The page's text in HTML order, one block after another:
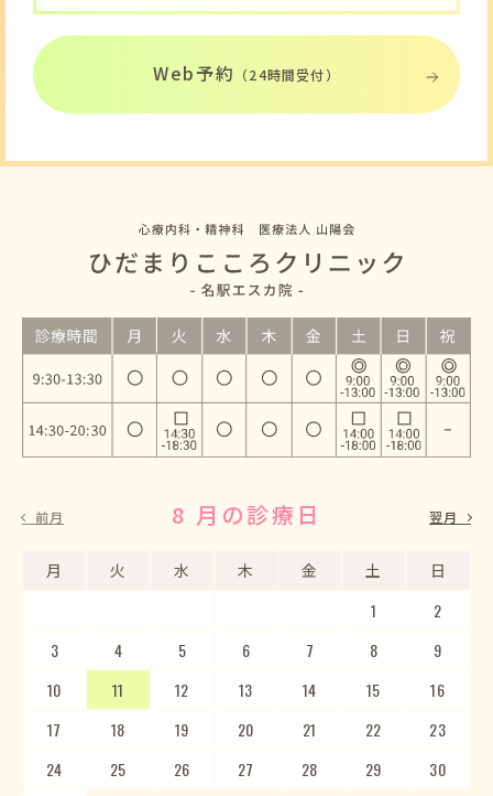
Web予約 （24時間受付）
前月 8 月の診療日
月 火 水 木 金 土 日
1
2
3
4 5 6 7 8
9
10
11 12 13 14 15
16
17
18 19 20 21 22
23
24
25 26 27 28 29
30
9 月の診療日
月 火 水 木 金 土 日
5
6
7
8 9 10 11 12
13
14
15 16 17 18 19
20
21
22 23 24 25 26
27
28
29 30
翌月